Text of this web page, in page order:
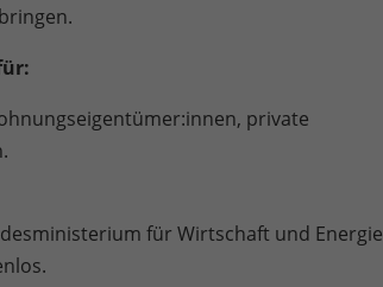
private
für Wirtschaft und Energie